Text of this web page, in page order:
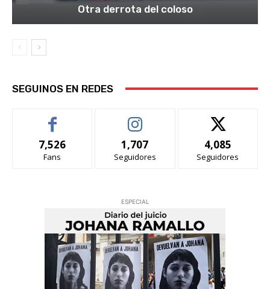
Otra derrota del coloso
SEGUINOS EN REDES
7,526
Fans
1,707
Seguidores
4,085
Seguidores
ESPECIAL